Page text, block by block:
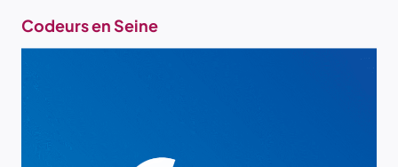
Codeurs en Seine